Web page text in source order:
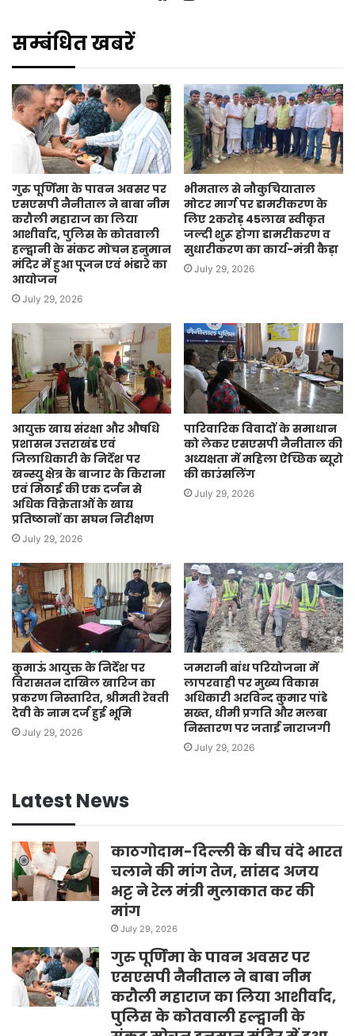
सम्बंधित खबरें
गुरु पूर्णिमा के पावन अवसर पर
एसएसपी नैनीताल ने बाबा नीम
करौली महाराज का लिया
आशीर्वाद, पुलिस के कोतवाली
हल्द्वानी के संकट मोचन हनुमान
मंदिर में हुआ पूजन एवं भंडारे का
आयोजन
July 29, 2026
भीमताल से नौकुचियाताल
मोटर मार्ग पर डामरीकरण के
लिए 2करोड़ 45लाख स्वीकृत
जल्दी शुरू होगा डामरीकरण व
सुधारीकरण का कार्य-मंत्री कैड़ा
July 29, 2026
आयुक्त खाद्य संरक्षा और औषधि
प्रशासन उत्तराखंड एवं
जिलाधिकारी के निर्देश पर
खन्स्यु क्षेत्र के बाजार के किराना
एवं मिठाई की एक दर्जन से
अधिक विक्रेताओं के खाद्य
प्रतिष्ठानों का सघन निरीक्षण
July 29, 2026
पारिवारिक विवादों के समाधान
को लेकर एसएसपी नैनीताल की
अध्यक्षता में महिला ऐच्छिक ब्यूरो
की काउंसलिंग
July 29, 2026
कुमाऊं आयुक्त के निर्देश पर
विरासतन दाखिल खारिज का
प्रकरण निस्तारित, श्रीमती रेवती
देवी के नाम दर्ज हुई भूमि
July 29, 2026
जमरानी बांध परियोजना में
लापरवाही पर मुख्य विकास
अधिकारी अरविन्द कुमार पांडे
सख्त, धीमी प्रगति और मलबा
निस्तारण पर जताई नाराजगी
July 29, 2026
Latest News
काठगोदाम-दिल्ली के बीच वंदे भारत
चलाने की मांग तेज, सांसद अजय
भट्ट ने रेल मंत्री मुलाकात कर की
मांग
July 29, 2026
गुरु पूर्णिमा के पावन अवसर पर
एसएसपी नैनीताल ने बाबा नीम
करौली महाराज का लिया आशीर्वाद,
पुलिस के कोतवाली हल्द्वानी के